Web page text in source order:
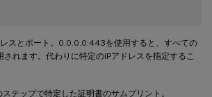
レスとポート。0.0.0.0:443を使用すると、すべての
されます。代わりに特定のIPアドレスを指定するこ
ステップで特定した証明書のサムプリント。